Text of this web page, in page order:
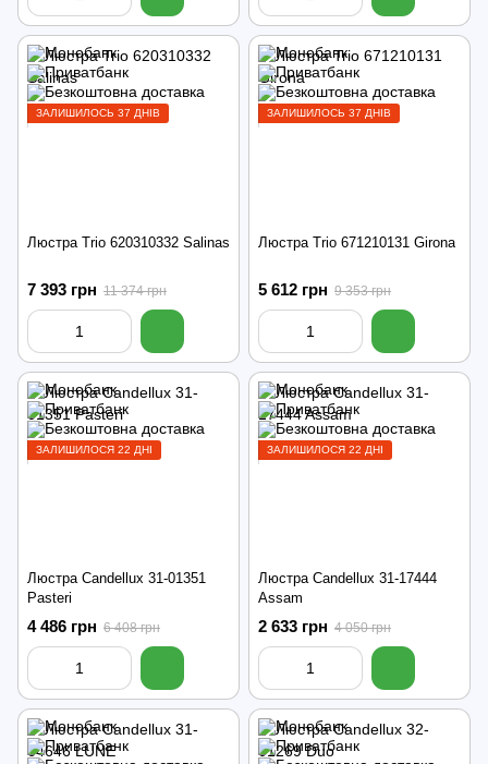
ЗАЛИШИЛОСЬ 37 ДНІВ
Люстра Trio 620310332 Salinas
7 393 грн 11 374 грн
ЗАЛИШИЛОСЬ 37 ДНІВ
Люстра Trio 671210131 Girona
5 612 грн 9 353 грн
ЗАЛИШИЛОСЯ 22 ДНІ
Люстра Candellux 31-01351
Pasteri
4 486 грн 6 408 грн
ЗАЛИШИЛОСЯ 22 ДНІ
Люстра Candellux 31-17444
Assam
2 633 грн 4 050 грн